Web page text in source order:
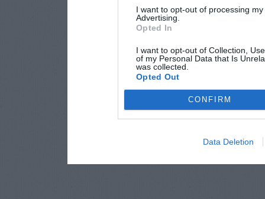
I want to opt-out of processing
Advertising.
Opted In
I want to opt-out of Collection,
of my Personal Data that Is
was collected.
Opted Out
CONFIRM
Data Deletion